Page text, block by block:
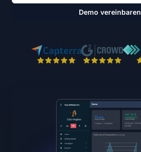
Demo vereinbaren